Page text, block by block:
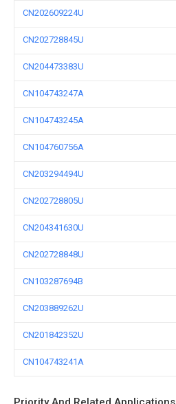
CN202609224U
CN202728845U
CN204473383U
CN104743247A
CN104743245A
CN104760756A
CN203294494U
CN202728805U
CN204341630U
CN202728848U
CN103287694B
CN203889262U
CN201842352U
CN104743241A